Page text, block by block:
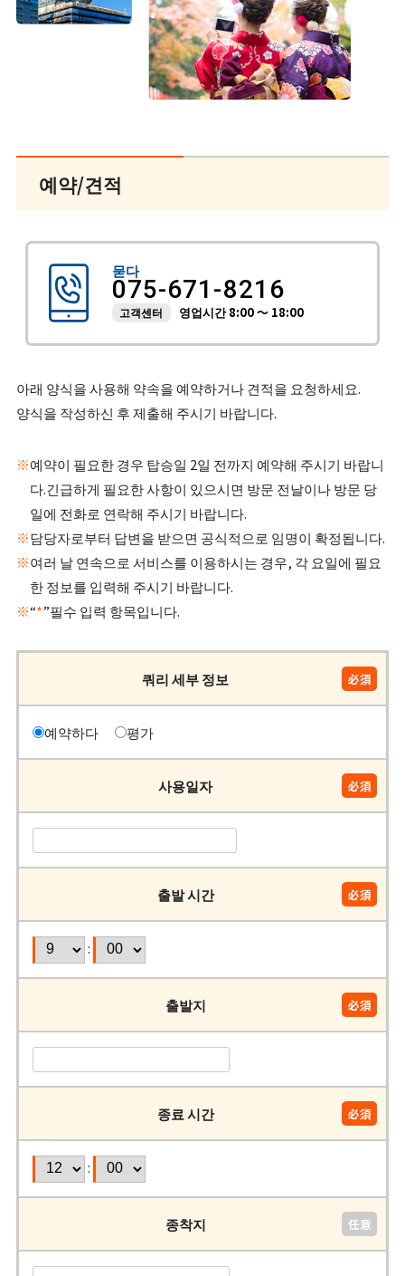
예약/견적
묻다
075-671-8216
고객센터 영업시간 8:00 ～ 18:00
아래 양식을 사용해 약속을 예약하거나 견적을 요청하세요.
양식을 작성하신 후 제출해 주시기 바랍니다.
예약이 필요한 경우 탑승일 2일 전까지 예약해 주시기 바랍니
다.긴급하게 필요한 사항이 있으시면 방문 전날이나 방문 당
일에 전화로 연락해 주시기 바랍니다.
담당자로부터 답변을 받으면 공식적으로 임명이 확정됩니다.
여러 날 연속으로 서비스를 이용하시는 경우, 각 요일에 필요
한 정보를 입력해 주시기 바랍니다.
“*”필수 입력 항목입니다.
쿼리 세부 정보
예약하다 평가
사용일자
출발 시간
:
출발지
종료 시간
:
종착지